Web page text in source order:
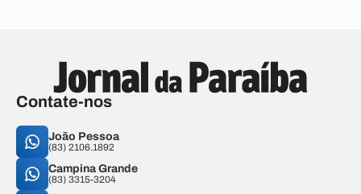
Contate-nos
João Pessoa
(83) 2106.1892
Campina Grande
(83) 3315-3204